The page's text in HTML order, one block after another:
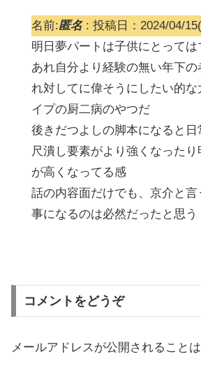
名前:匿名: 投稿日：2024/04/
明日夢パートは子供にとっては
あれ自分より経験の無い年下
れ対してに偉そうにしたい的な
イプの厨二病のやつだ
後きだつよしの脚本になると
尺潰し要素がより強くなった
が高くなってる感
話の内容面だけでも、京介と
事になるのは必然だったと思う
コメントをどうぞ
メールアドレスが公開されることは